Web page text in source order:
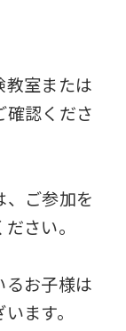
教室または
認くださ
、ご参加を
さい。
お子様は
ます。